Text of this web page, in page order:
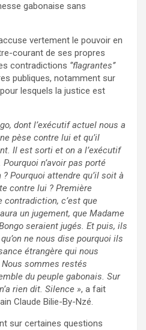
gabonaise sans
vertement le pouvoir en
courant de ses propres
contradictions ‘’flagrantes’’
publiques, notamment sur
lesquels la justice est
dont l’exécutif actuel nous a
pèse contre lui et qu’il
Il est sorti et on a l’exécutif
n’avoir pas porté
Pourquoi attendre qu’il soit à
contre lui ? Première
c’est que
un jugement, que Madame
seraient jugés. Et puis, ils
ne nous dise pourquoi ils
étrangère qui nous
sommes restés
du peuple gabonais. Sur
rien dit. Silence », a fait
Claude Bilie-By-Nzé.
sur certaines questions